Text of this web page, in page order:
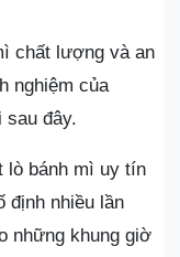
chất lượng và an
nghiệm của
sau đây.
lò bánh mì uy tín
định nhiều lần
những khung giờ